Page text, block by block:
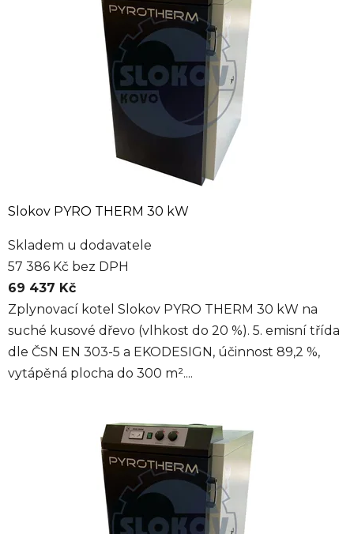
Slokov PYRO THERM 30 kW
Skladem u dodavatele
57 386 Kč bez DPH
69 437 Kč
Zplynovací kotel Slokov PYRO THERM 30 kW na
suché kusové dřevo (vlhkost do 20 %). 5. emisní třída
dle ČSN EN 303-5 a EKODESIGN, účinnost 89,2 %,
vytápěná plocha do 300 m²....